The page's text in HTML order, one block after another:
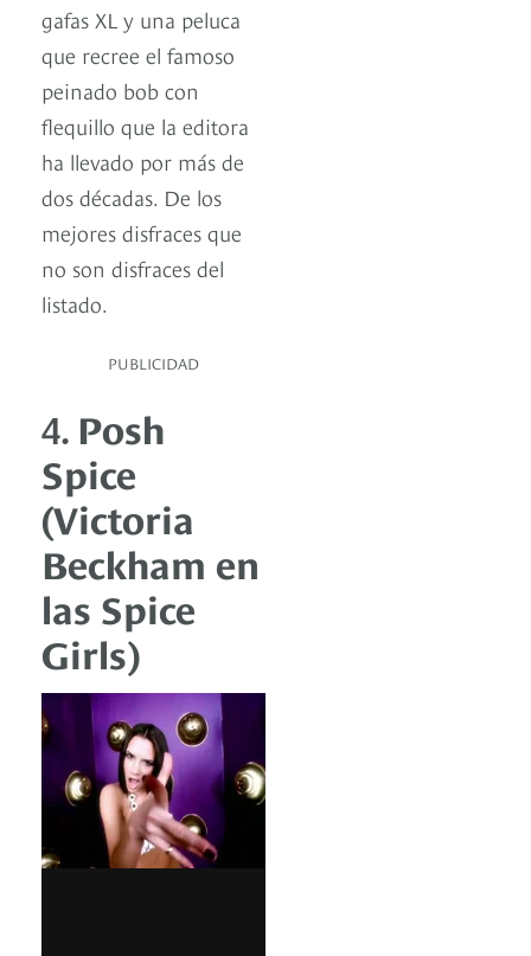
gafas XL y una peluca
que recree el famoso
peinado bob con
flequillo que la editora
ha llevado por más de
dos décadas. De los
mejores disfraces que
no son disfraces del
listado.
PUBLICIDAD
4. Posh
Spice
(Victoria
Beckham en
las Spice
Girls)